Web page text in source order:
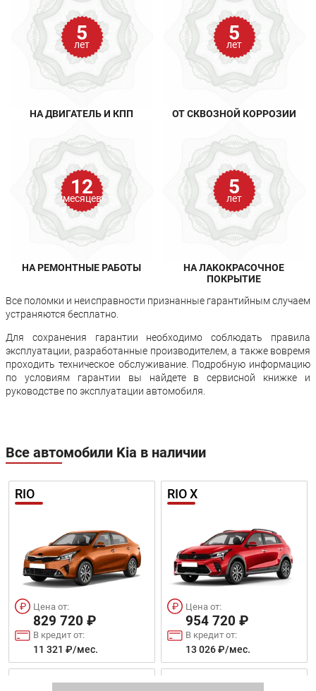
5
лет
НА ДВИГАТЕЛЬ И КПП
5
лет
ОТ СКВОЗНОЙ КОРРОЗИИ
12
месяцев
НА РЕМОНТНЫЕ РАБОТЫ
5
лет
НА ЛАКОКРАСОЧНОЕ
ПОКРЫТИЕ
Все поломки и неисправности признанные гарантийным случаем
устраняются бесплатно.
Для сохранения гарантии необходимо соблюдать правила
эксплуатации, разработанные производителем, а также вовремя
проходить техническое обслуживание. Подробную информацию
по условиям гарантии вы найдете в сервисной книжке и
руководстве по эксплуатации автомобиля.
Все автомобили Kia в наличии
RIO
Цена от:
829 720 ₽
В кредит от:
11 321 ₽/мес.
RIO Х
Цена от:
954 720 ₽
В кредит от:
13 026 ₽/мес.
SOUL NEW SELTOS